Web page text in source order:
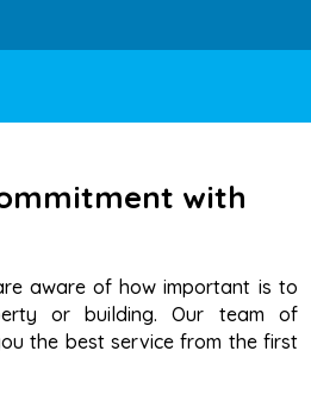
with
aware of how important is to
or building. Our team of
the best service from the first